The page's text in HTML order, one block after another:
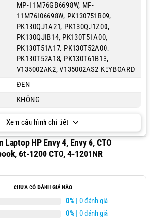
MP-11M76GB6698W, MP-
11M76I06698W, PK130751B09,
PK130QJ1A21, PK130QJ1Z00,
PK130QJIB14, PK130T51A00,
PK130T51A17, PK130T52A00,
PK130T52A18, PK130T61B13,
V135002AK2, V135002AS2 KEYBOARD
ĐEN
KHÔNG
Xem cấu hình chi tiết
Laptop HP Envy 4, Envy 6, CTO
6t-1200 CTO, 4-1201NR
CHƯA CÓ ĐÁNH GIÁ NÀO
0% | 0 đánh giá
0% | 0 đánh giá